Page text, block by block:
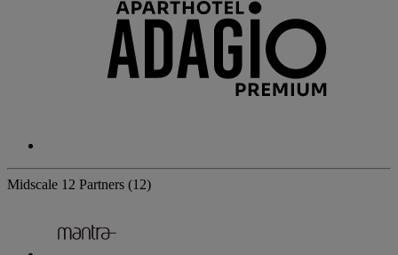
Midscale 12 Partners (12)